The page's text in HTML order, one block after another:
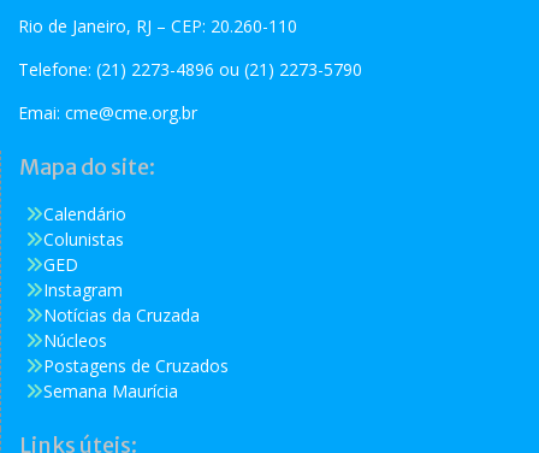
Rio de Janeiro, RJ – CEP: 20.260-110
Telefone: (21) 2273-4896 ou (21) 2273-5790
Emai: cme@cme.org.br
Mapa do site:
Calendário
Colunistas
GED
Instagram
Notícias da Cruzada
Núcleos
Postagens de Cruzados
Semana Maurícia
Links úteis: